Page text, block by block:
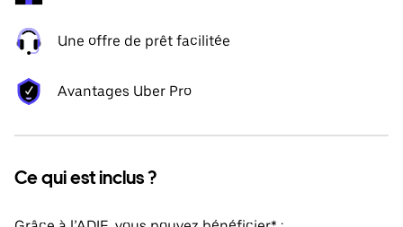
Une offre de prêt facilitée
Avantages Uber Pro
Ce qui est inclus ?